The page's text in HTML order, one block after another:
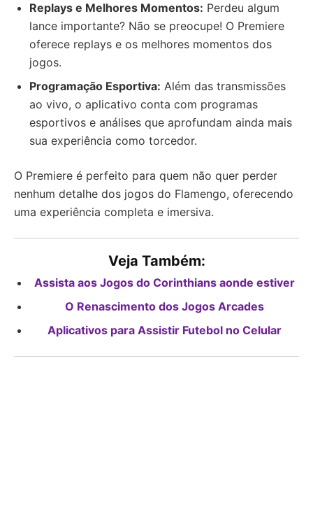
Replays e Melhores Momentos: Perdeu algum
lance importante? Não se preocupe! O Premiere
oferece replays e os melhores momentos dos
jogos.
Programação Esportiva: Além das transmissões
ao vivo, o aplicativo conta com programas
esportivos e análises que aprofundam ainda mais
sua experiência como torcedor.
O Premiere é perfeito para quem não quer perder
nenhum detalhe dos jogos do Flamengo, oferecendo
uma experiência completa e imersiva.
Veja Também:
Assista aos Jogos do Corinthians aonde estiver
O Renascimento dos Jogos Arcades
Aplicativos para Assistir Futebol no Celular